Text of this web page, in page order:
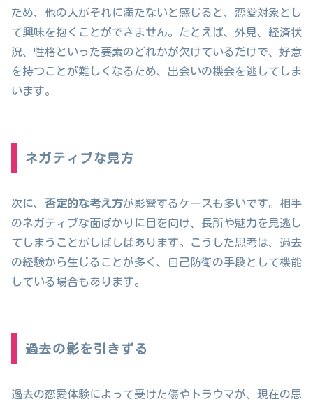
ため、他の人がそれに満たないと感じると、恋愛対象とし
て興味を抱くことができません。たとえば、外見、経済状
況、性格といった要素のどれかが欠けているだけで、好意
を持つことが難しくなるため、出会いの機会を逃してしま
います。
ネガティブな見方
次に、 否定的な考え方が影響するケースも多いです。相手
のネガティブな面ばかりに目を向け、長所や魅力を見逃し
てしまうことがしばしばあります。こうした思考は、過去
の経験から生じることが多く、自己防衛の手段として機能
している場合もあります。
過去の影を引きずる
過去の恋愛体験によって受けた傷やトラウマが、現在の思